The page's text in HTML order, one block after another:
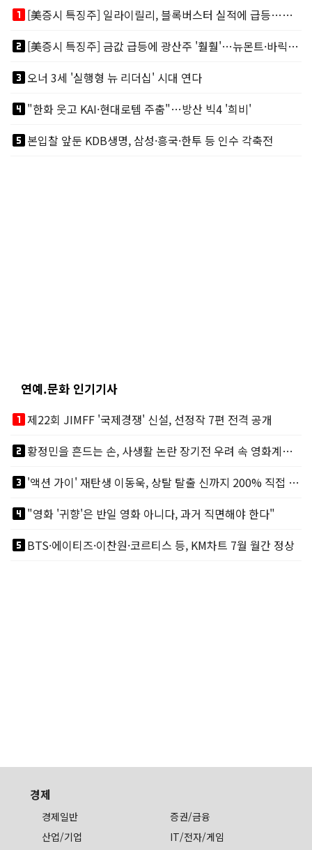
looks_one
[美증시 특징주] 일라이릴리, 블록버스터 실적에 급등…마운자로 매출 폭발
looks_two
[美증시 특징주] 금값 급등에 광산주 '훨훨'…뉴몬트·바릭마이닝 주도
looks_3오너 3세 '실행형 뉴 리더십' 시대 연다
looks_4"한화 웃고 KAI·현대로템 주춤"…방산 빅4 '희비'
looks_5본입찰 앞둔 KDB생명, 삼성·흥국·한투 등 인수 각축전
연예.문화 인기기사
looks_one제22회 JIMFF '국제경쟁' 신설, 선정작 7편 전격 공개
looks_two
황정민을 흔드는 손, 사생활 논란 장기전 우려 속 영화계도 리스크
looks_3
'액션 가이' 재탄생 이동욱, 상탈 탈출 신까지 200% 직접 소화
looks_4"영화 '귀향'은 반일 영화 아니다, 과거 직면해야 한다"
looks_5BTS·에이티즈·이찬원·코르티스 등, KM차트 7월 월간 정상
경제
경제일반
증권/금융
산업/기업
IT/전자/게임